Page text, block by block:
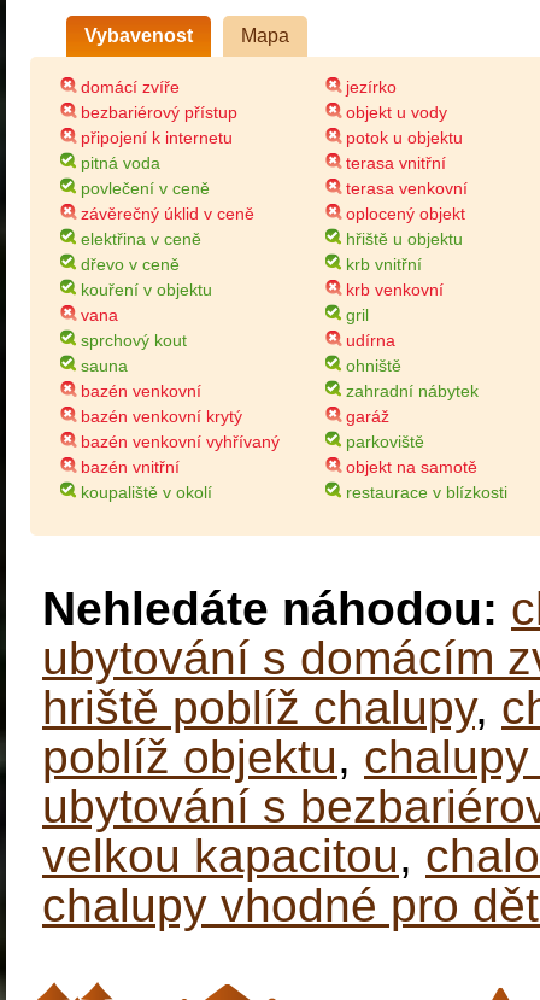
Vybavenost Mapa
domácí zvíře
bezbariérový přístup
připojení k internetu
pitná voda
povlečení v ceně
závěrečný úklid v ceně
elektřina v ceně
dřevo v ceně
kouření v objektu
vana
sprchový kout
sauna
bazén venkovní
bazén venkovní krytý
bazén venkovní vyhřívaný
bazén vnitřní
koupaliště v okolí
jezírko
objekt u vody
potok u objektu
terasa vnitřní
terasa venkovní
oplocený objekt
hřiště u objektu
krb vnitřní
krb venkovní
gril
udírna
ohniště
zahradní nábytek
garáž
parkoviště
objekt na samotě
restaurace v blízkosti
Nehledáte náhodou:
ubytování s domácím
hriště poblíž chalupy,
poblíž objektu,
ubytování s
velkou kapacitou,
chalupy vhodné pro